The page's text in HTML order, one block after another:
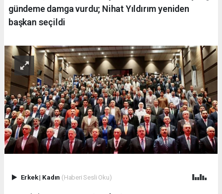
gündeme damga vurdu; Nihat Yıldırım yeniden
başkan seçildi
Erkek| Kadın (Haberi Sesli Oku)